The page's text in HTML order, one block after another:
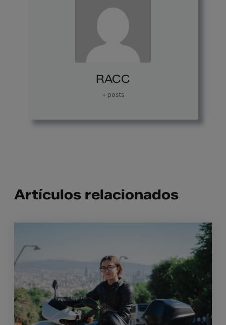
RACC
+ posts
Artículos relacionados